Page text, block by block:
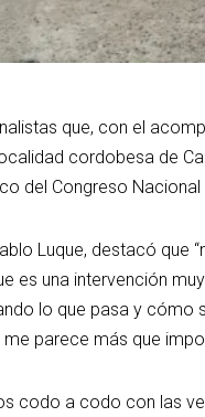
que, con el
cordobesa de
del Congreso Nacional
Luque, destacó que
es una intervención
lo que pasa y
parece más que
codo a codo con las